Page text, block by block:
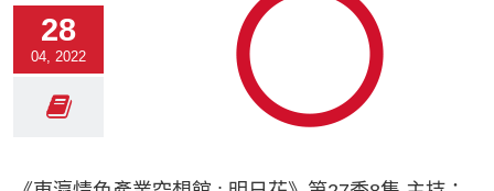
28
04, 2022